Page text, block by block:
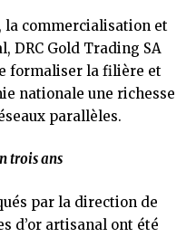
la commercialisation et
DRC Gold Trading SA
formaliser la filière et
nationale une richesse
parallèles.
trois ans
par la direction de
d’or artisanal ont été